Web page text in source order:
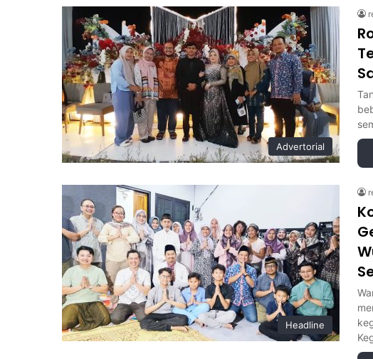
Advertorial
Headline